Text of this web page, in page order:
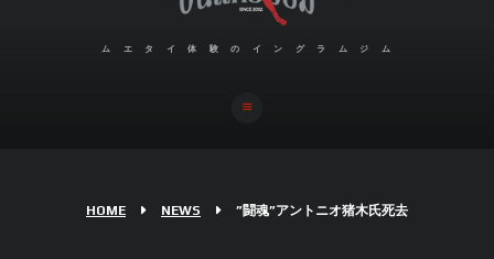
ムエタイ体験のイングラムジム
HOME NEWS ”闘魂”アントニオ猪木氏死去